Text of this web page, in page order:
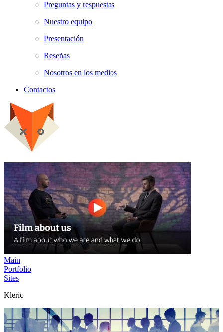
Preguntas y respuestas
Nuestro equipo
Presentación
Reseñas
Nosotros en los medios
Contactos
Main
Portfolio
Sites
Kleric